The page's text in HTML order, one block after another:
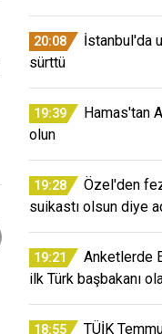
20:08
İstanbul'da
sürttü
19:39
Hamas'tan
olun
19:28
Özel'den
suikastı olsun diye
19:21
Anketlerde
ilk Türk başbakanı
18:55
TÜİK